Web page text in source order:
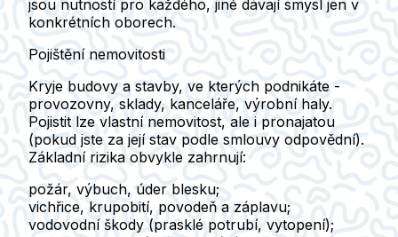
jsou nutností pro každého, jiné dávají smysl jen v
konkrétních oborech.
Pojištění nemovitosti
Kryje budovy a stavby, ve kterých podnikáte -
provozovny, sklady, kanceláře, výrobní haly.
Pojistit lze vlastní nemovitost, ale i pronajatou
(pokud jste za její stav podle smlouvy odpovědní).
Základní rizika obvykle zahrnují:
požár, výbuch, úder blesku;
vichřice, krupobití, povodeň a záplavu;
vodovodní škody (prasklé potrubí, vytopení);